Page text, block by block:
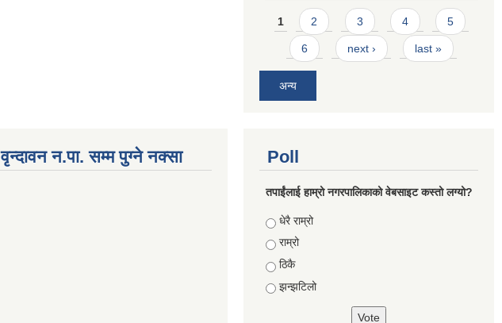
Pages
1 2 3 4 5
6 next › last »
अन्य
वृन्दावन न.पा. सम्म पुग्ने नक्सा Poll
तपाईंलाई हाम्रो नगरपालिकाको वेबसाइट कस्तो लग्यो?
Choices
धेरै राम्रो
राम्रो
ठिकै
झन्झटिलो